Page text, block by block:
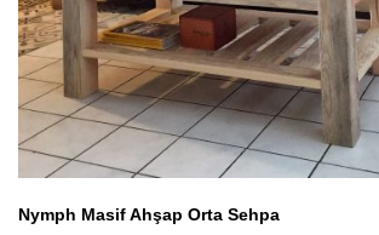
Nymph Masif Ahşap Orta Sehpa